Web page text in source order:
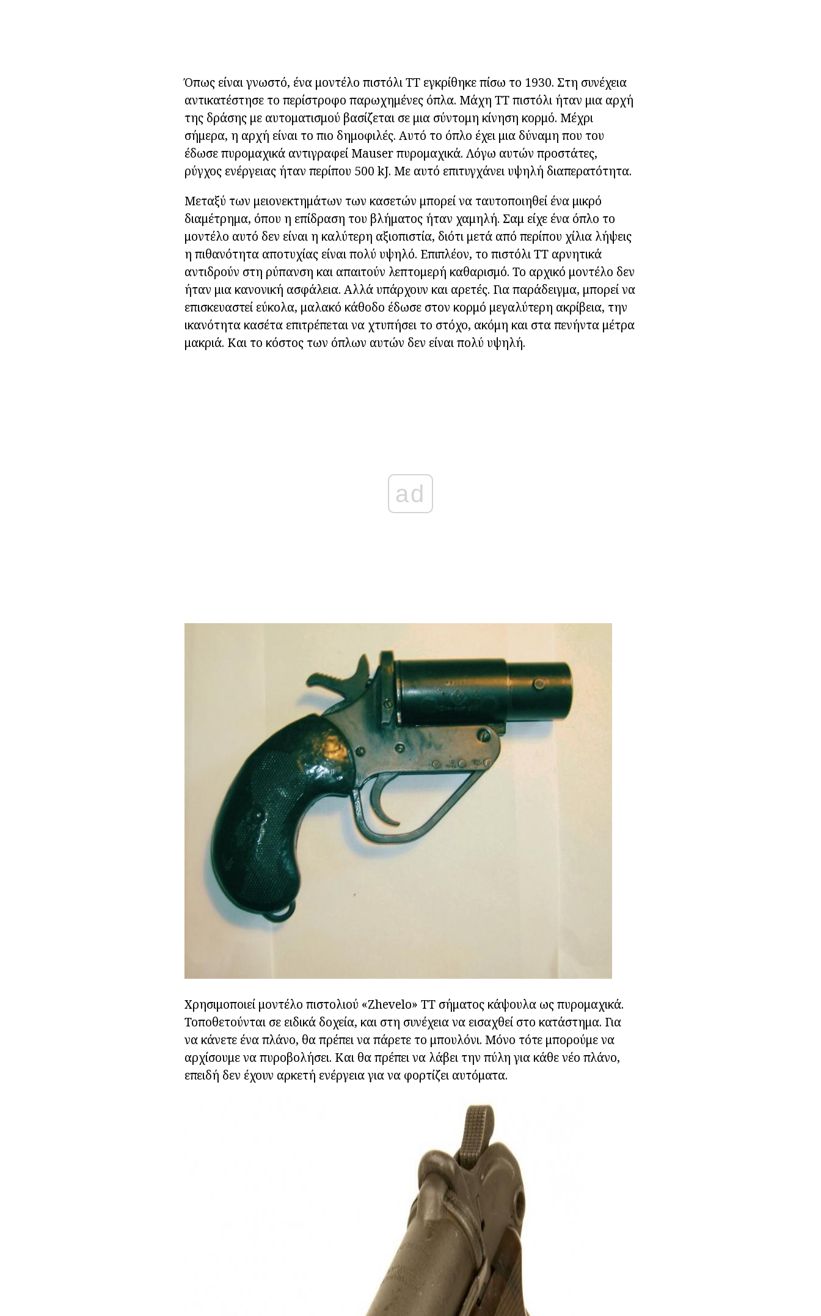
Όπως είναι γνωστό, ένα μοντέλο πιστόλι ΤΤ εγκρίθηκε πίσω το 1930. Στη συνέχεια
αντικατέστησε το περίστροφο παρωχημένες όπλα. Μάχη ΤΤ πιστόλι ήταν μια αρχή
της δράσης με αυτοματισμού βασίζεται σε μια σύντομη κίνηση κορμό. Μέχρι
σήμερα, η αρχή είναι το πιο δημοφιλές. Αυτό το όπλο έχει μια δύναμη που του
έδωσε πυρομαχικά αντιγραφεί Mauser πυρομαχικά. Λόγω αυτών προστάτες,
ρύγχος ενέργειας ήταν περίπου 500 kJ. Με αυτό επιτυγχάνει υψηλή διαπερατότητα.
Μεταξύ των μειονεκτημάτων των κασετών μπορεί να ταυτοποιηθεί ένα μικρό
διαμέτρημα, όπου η επίδραση του βλήματος ήταν χαμηλή. Σαμ είχε ένα όπλο το
μοντέλο αυτό δεν είναι η καλύτερη αξιοπιστία, διότι μετά από περίπου χίλια λήψεις
η πιθανότητα αποτυχίας είναι πολύ υψηλό. Επιπλέον, το πιστόλι ΤΤ αρνητικά
αντιδρούν στη ρύπανση και απαιτούν λεπτομερή καθαρισμό. Το αρχικό μοντέλο δεν
ήταν μια κανονική ασφάλεια. Αλλά υπάρχουν και αρετές. Για παράδειγμα, μπορεί να
επισκευαστεί εύκολα, μαλακό κάθοδο έδωσε στον κορμό μεγαλύτερη ακρίβεια, την
ικανότητα κασέτα επιτρέπεται να χτυπήσει το στόχο, ακόμη και στα πενήντα μέτρα
μακριά. Και το κόστος των όπλων αυτών δεν είναι πολύ υψηλή.
ad
Χρησιμοποιεί μοντέλο πιστολιού «Zhevelo» ΤΤ σήματος κάψουλα ως πυρομαχικά.
Τοποθετούνται σε ειδικά δοχεία, και στη συνέχεια να εισαχθεί στο κατάστημα. Για
να κάνετε ένα πλάνο, θα πρέπει να πάρετε το μπουλόνι. Μόνο τότε μπορούμε να
αρχίσουμε να πυροβολήσει. Και θα πρέπει να λάβει την πύλη για κάθε νέο πλάνο,
επειδή δεν έχουν αρκετή ενέργεια για να φορτίζει αυτόματα.